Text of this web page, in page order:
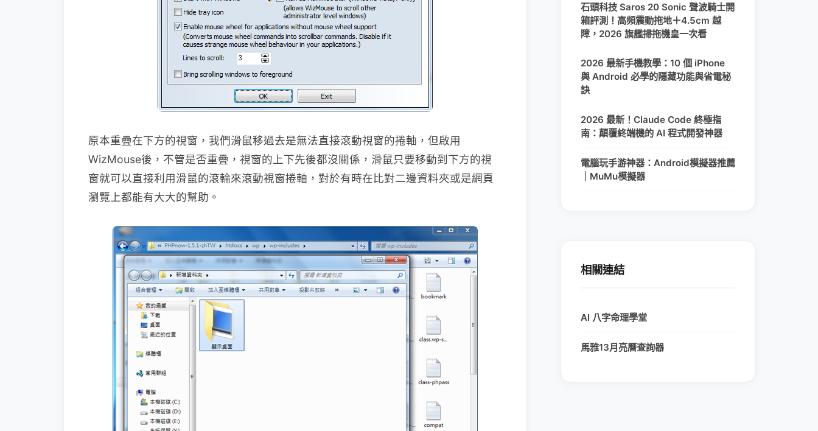
原本重疊在下方的視窗，我們滑鼠移過去是無法直接滾動視窗的捲軸，但啟用
WizMouse後，不管是否重疊，視窗的上下先後都沒關係，滑鼠只要移動到下方的視
窗就可以直接利用滑鼠的滾輪來滾動視窗捲軸，對於有時在比對二邊資料夾或是網頁
瀏覽上都能有大大的幫助。
石頭科技 Saros 20 Sonic 聲波騎士開
箱評測！高頻震動拖地＋4.5cm 越
障，2026 旗艦掃拖機皇一次看
2026 最新手機教學：10 個 iPhone
與 Android 必學的隱藏功能與省電秘
訣
2026 最新！Claude Code 終極指
南：顛覆終端機的 AI 程式開發神器
電腦玩手游神器：Android模擬器推薦
｜MuMu模擬器
相關連結
AI 八字命理學堂
馬雅13月亮曆查詢器